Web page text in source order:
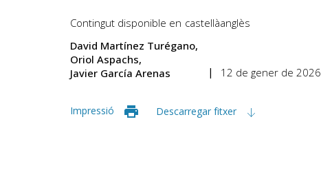
Contingut disponible en castellàanglès
David Martínez Turégano
Oriol Aspachs
Javier García Arenas
12 de gener de 2026
Impressió Descarregar fitxer